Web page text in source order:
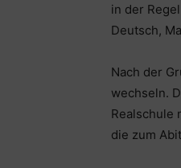
in der
Deutsch,
Nach der
wechseln.
Realschule
die zum